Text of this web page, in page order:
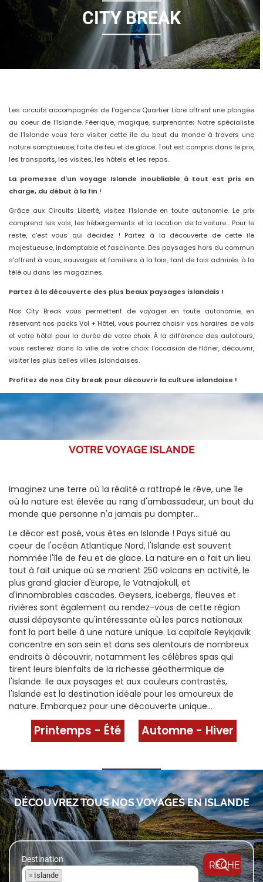
CITY BREAK
Les circuits accompagnés de l'agence Quartier Libre offrent une plongée
au coeur de l'Islande. Féerique, magique, surprenante; Notre spécialiste
de l'Islande vous fera visiter cette île du bout du monde à travers une
nature somptueuse, faite de feu et de glace. Tout est compris dans le prix,
les transports, les visites, les hôtels et les repas.
La promesse d'un voyage Islande inoubliable à tout est pris en
charge, du début à la fin !
Grâce aux Circuits Liberté, visitez l'Islande en toute autonomie. Le prix
comprend les vols, les hébergements et la location de la voiture... Pour le
reste, c'est vous qui décidez ! Partez à la découverte de cette île
majestueuse, indomptable et fascinante. Des paysages hors du commun
s'offrent à vous, sauvages et familiers à la fois, tant de fois admirés à la
télé ou dans les magazines.
Partez à la découverte des plus beaux paysages islandais !
Nos City Break vous permettent de voyager en toute autonomie, en
réservant nos packs Vol + Hôtel, vous pourrez choisir vos horaires de vols
et votre hôtel pour la durée de votre choix. À la différence des autotours,
vous resterez dans la ville de votre choix: l'occasion de flâner, découvrir,
visiter les plus belles villes islandaises.
Profitez de nos City break pour découvrir la culture islandaise !
VOTRE VOYAGE ISLANDE
Imaginez une terre où la réalité a rattrapé le rêve, une île
où la nature est élevée au rang d'ambassadeur, un bout du
monde que personne n'a jamais pu dompter...
Le décor est posé, vous êtes en Islande ! Pays situé au
coeur de l'océan Atlantique Nord, l'Islande est souvent
nommée l'île de feu et de glace. La nature en a fait un lieu
tout à fait unique où se marient 250 volcans en activité, le
plus grand glacier d'Europe, le Vatnajokull, et
d'innombrables cascades. Geysers, icebergs, fleuves et
rivières sont également au rendez-vous de cette région
aussi dépaysante qu'intéressante où les parcs nationaux
font la part belle à une nature unique. La capitale Reykjavik
concentre en son sein et dans ses alentours de nombreux
endroits à découvrir, notamment les célèbres spas qui
tirent leurs bienfaits de la richesse géothermique de
l'Islande. Ile aux paysages et aux couleurs contrastés,
l'Islande est la destination idéale pour les amoureux de
nature. Embarquez pour une découverte unique...
Printemps - Été Automne - Hiver
DÉCOUVREZ TOUS NOSVOYAGES EN ISLANDE
Destination
× Islande